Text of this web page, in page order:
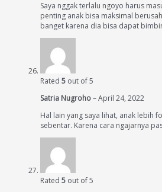
Saya nggak terlalu ngoyo harus
penting anak bisa maksimal
banget karena dia bisa dapat
Rated 5 out of 5
Satria Nugroho–April 24, 2022
Hal lain yang saya lihat, anak lebih
sebentar. Karena cara ngajarnya
Rated 5 out of 5